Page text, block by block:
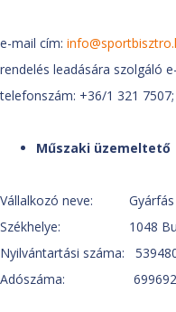
e-mail cím:
rendelés leadására szolgáló
telefonszám: +36/1 321
Műszaki üzemeltető
Vállalkozó neve: Gyárfás
Székhelye: 1048
Nyilvántartási száma:
Adószáma: